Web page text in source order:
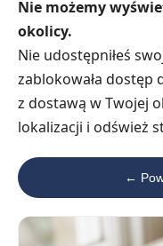
Nie możemy
okolicy.
Nie udostępniłeś
zablokowała dostęp
z dostawą w Twojej
lokalizacji i odśwież
←